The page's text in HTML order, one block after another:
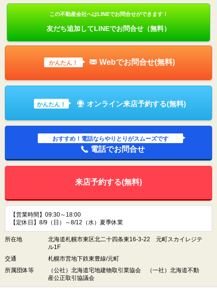
この不動産会社へはLINEでお問合せができます！
友だち追加してLINEでお問合せ（無料）
かんたん！ Webでお問合せ(無料)
かんたん！ オンライン来店予約する(無料)
おすすめ！電話ならやりとりがスムーズです
電話でお問合せ
来店予約する(無料)
【営業時間】09:30～18:00
【定休日】8/9（日）～8/12（水）夏季休業
所在地
北海道札幌市東区北二十四条東16-3-22 元町スカイレジテ
ル1F
交通
札幌市営地下鉄東豊線/元町
所属団体等
（公社）北海道宅地建物取引業協会 （一社）北海道不動
産公正取引協議会